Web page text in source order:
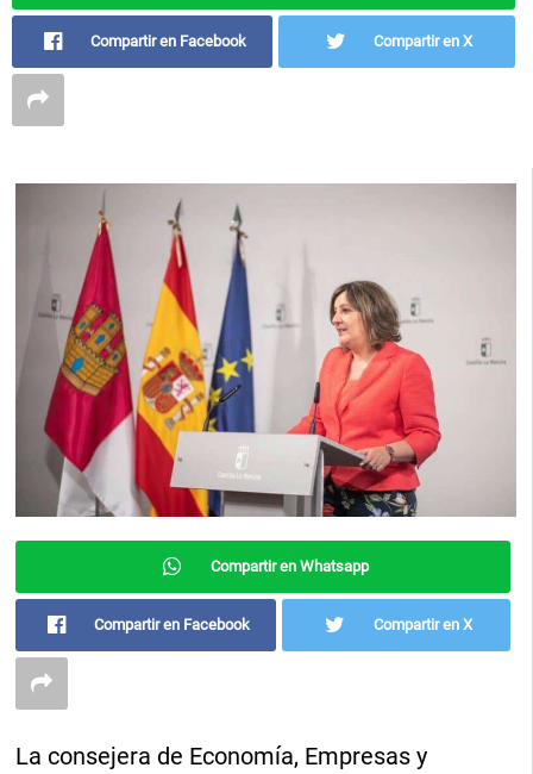
Compartir en Facebook Compartir en X
Compartir en Whatsapp
Compartir en Facebook Compartir en X
La consejera de Economía, Empresas y